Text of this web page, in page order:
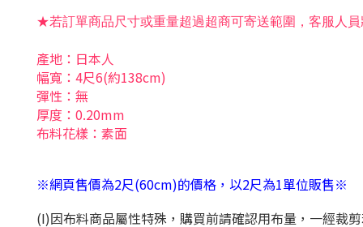
★若訂單商品尺寸或重量超過超商可寄送範圍，客服人
產地 ：日本人
幅寬：4尺6(約138cm)
彈性：無
厚度：0.20mm
布料花樣：素面
※網頁售價為2尺(60cm)的價格，以2尺為1單位販售※
(I)因布料商品屬性特殊，購買前請確認用布量，一經裁